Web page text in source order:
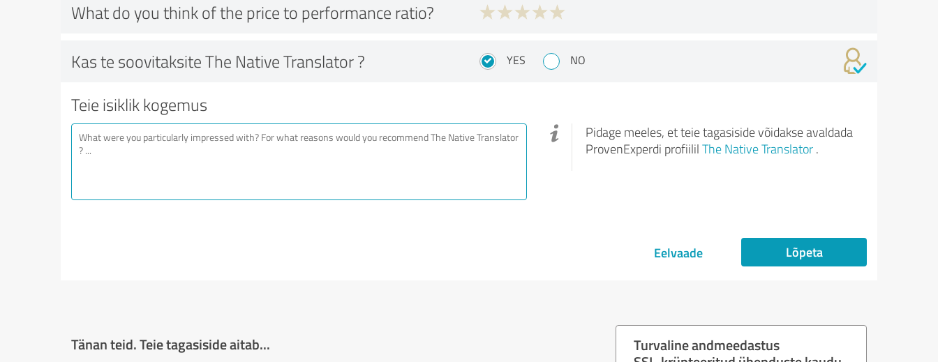
What do you think of the price to performance ratio?
Kas te soovitaksite The Native Translator ? YES NO
Teie isiklik kogemus
Pidage meeles, et teie tagasiside võidakse avaldada
ProvenExperdi profiilil The Native Translator.
Eelvaade Lõpeta
Tänan teid. Teie tagasiside aitab...
Turvaline andmeedastus